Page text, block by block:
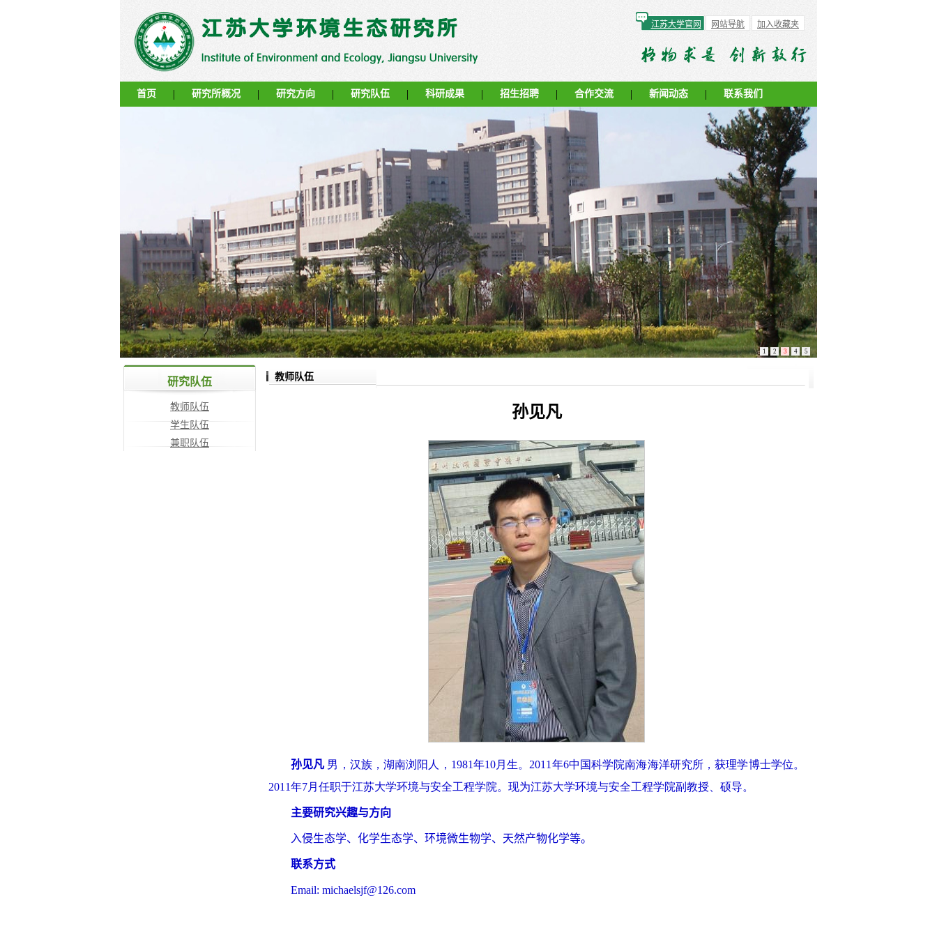
江苏大学官网 网站导航 加入收藏夹
首页 | 研究所概况 | 研究方向 | 研究队伍 | 科研成果 | 招生招聘 | 合作交流 | 新闻动态 | 联系我们
1 2 3 4 5
研究队伍
教师队伍
学生队伍
兼职队伍
教师队伍
孙见凡
孙见凡 男，汉族，湖南浏阳人，1981年10月生。2011年6中国科学院南海海洋研究所，获理学博士学位。
2011年7月任职于江苏大学环境与安全工程学院。现为江苏大学环境与安全工程学院副教授、硕导。
主要研究兴趣与方向
入侵生态学、化学生态学、环境微生物学、天然产物化学等。
联系方式
Email: michaelsjf@126.com